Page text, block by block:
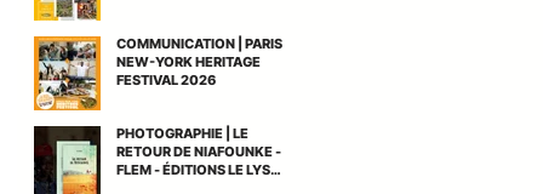
COMMUNICATION | PARIS
NEW-YORK HERITAGE
FESTIVAL 2026
PHOTOGRAPHIE | LE
RETOUR DE NIAFOUNKE -
FLEM - ÉDITIONS LE LYS